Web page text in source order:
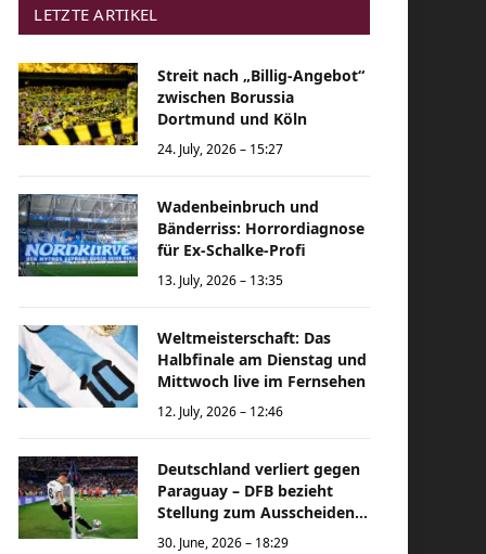
LETZTE ARTIKEL
Streit nach „Billig-Angebot“
zwischen Borussia
Dortmund und Köln
24. July, 2026 – 15:27
Wadenbeinbruch und
Bänderriss: Horrordiagnose
für Ex-Schalke-Profi
13. July, 2026 – 13:35
Weltmeisterschaft: Das
Halbfinale am Dienstag und
Mittwoch live im Fernsehen
12. July, 2026 – 12:46
Deutschland verliert gegen
Paraguay – DFB bezieht
Stellung zum Ausscheiden
bei der Weltmeisterschaft
30. June, 2026 – 18:29